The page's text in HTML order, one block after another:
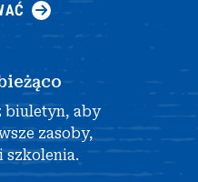
biuletyn, aby
zasoby,
szkolenia.